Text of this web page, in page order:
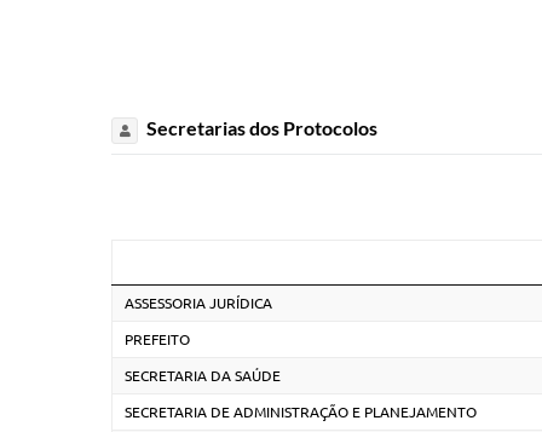
Secretarias dos Protocolos
ASSESSORIA JURÍDICA
PREFEITO
SECRETARIA DA SAÚDE
SECRETARIA DE ADMINISTRAÇÃO E PLANEJAMENTO